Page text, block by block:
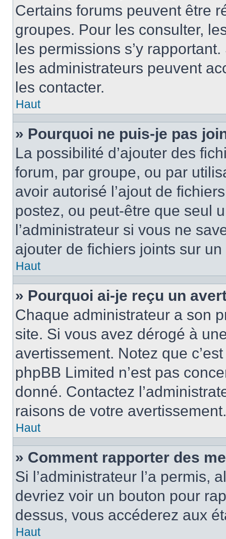
Certains forums peuvent être
groupes. Pour les consulter,
les permissions s’y
les administrateurs peuvent
les contacter.
Haut
» Pourquoi ne puis-je pas
La possibilité d’ajouter des
forum, par groupe, ou par
avoir autorisé l’ajout de
postez, ou peut-être que seul
l’administrateur si vous ne
ajouter de fichiers joints sur un
Haut
» Pourquoi ai-je reçu un
Chaque administrateur a son
site. Si vous avez dérogé à
avertissement. Notez que
phpBB Limited n’est pas
donné. Contactez
raisons de votre avertissement.
Haut
» Comment rapporter des
Si l’administrateur l’a permis,
devriez voir un bouton pour
dessus, vous accéderez aux
Haut